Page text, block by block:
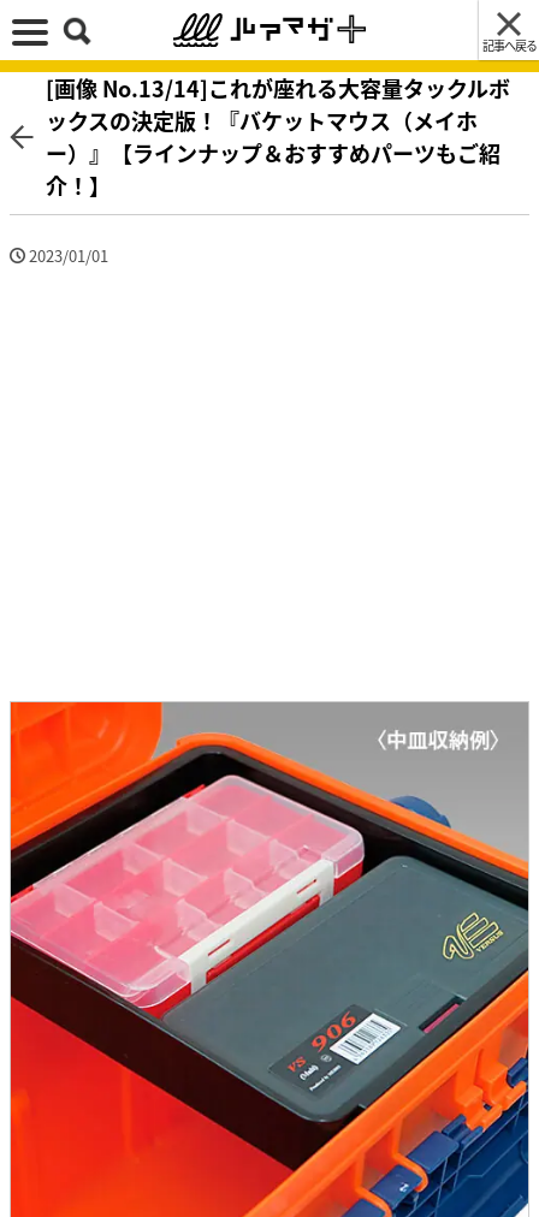
記事へ戻る
[画像 No.13/14]これが座れる大容量タックルボ
ックスの決定版！『バケットマウス（メイホ
ー）』【ラインナップ＆おすすめパーツもご紹
介！】
2023/01/01